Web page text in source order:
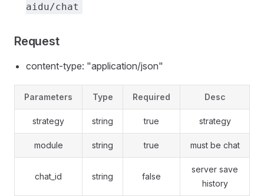
aidu/chat
Request
content-type: "application/json"
Parameters Type Required Desc
strategy string true strategy
module string true must be chat
chat_id string false
server save
history